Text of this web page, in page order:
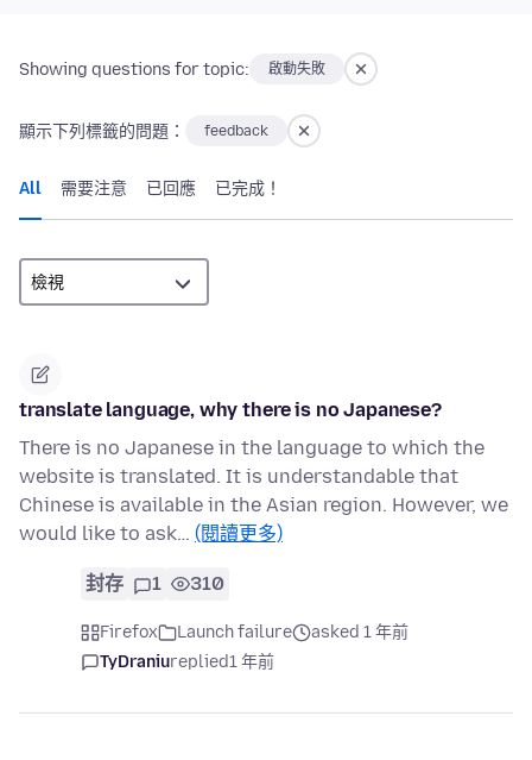
Showing questions for topic: 啟動失敗
顯示下列標籤的問題： feedback
All 需要注意 已回應 已完成！
translate language, why there is no Japanese?
There is no Japanese in the language to which the
website is translated. It is understandable that
Chinese is available in the Asian region. However, we
would like to ask… (閱讀更多)
封存 1 310
Firefox Launch failure
asked 1 年前
TyDraniureplied1 年前